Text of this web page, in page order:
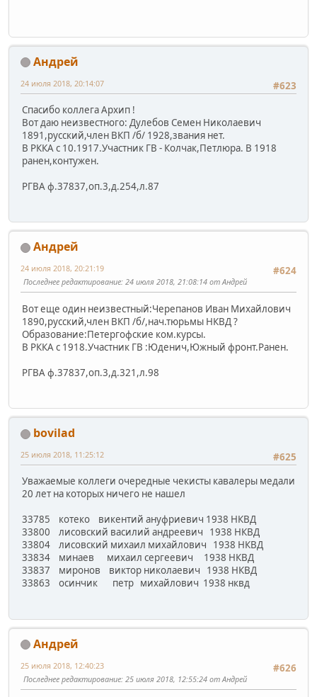
Андрей
#623
24 июля 2018, 20:14:07
Спасибо коллега Архип !
Вот даю неизвестного: Дулебов Семен Николаевич
1891,русский,член ВКП /б/ 1928,звания нет.
В РККА с 10.1917.Участник ГВ - Колчак,Петлюра. В 1918
ранен,контужен.
РГВА ф.37837,оп.3,д.254,л.87
Андрей
#624
24 июля 2018, 20:21:19
Последнее редактирование: 24 июля 2018, 21:08:14 от Андрей
Вот еще один неизвестный:Черепанов Иван Михайлович
1890,русский,член ВКП /б/,нач.тюрьмы НКВД ?
Образование:Петергофские ком.курсы.
В РККА с 1918.Участник ГВ :Юденич,Южный фронт.Ранен.
РГВА ф.37837,оп.3,д.321,л.98
bovilad
#625
25 июля 2018, 11:25:12
Уважаемые коллеги очередные чекисты кавалеры медали
20 лет на которых ничего не нашел
33785 котеко викентий ануфриевич 1938 НКВД
33800 лисовский василий андреевич 1938 НКВД
33804 лисовский михаил михайлович 1938 НКВД
33834 минаев михаил сергеевич 1938 НКВД
33837 миронов виктор николаевич 1938 НКВД
33863 осинчик петр михайлович 1938 нквд
Андрей
#626
25 июля 2018, 12:40:23
Последнее редактирование: 25 июля 2018, 12:55:24 от Андрей